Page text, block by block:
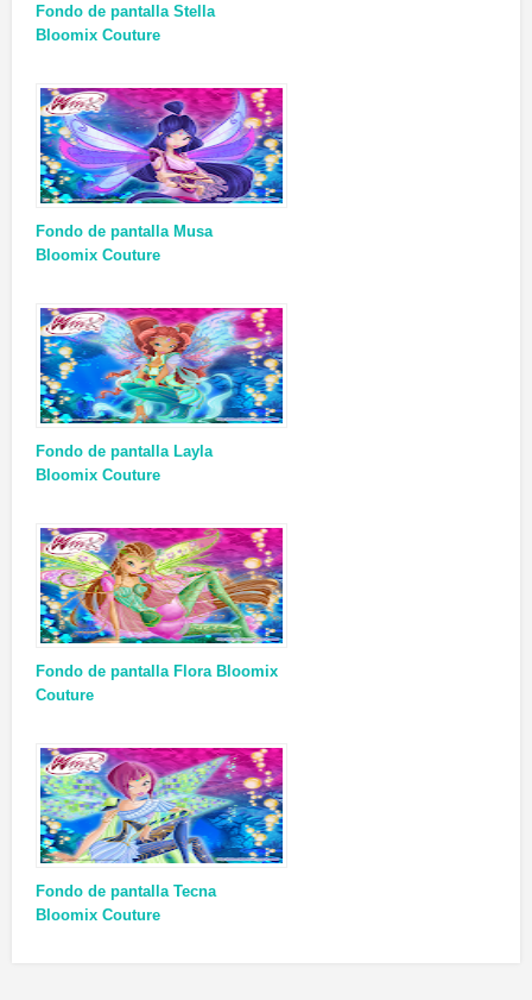
Fondo de pantalla Stella
Bloomix Couture
Fondo de pantalla Musa
Bloomix Couture
Fondo de pantalla Layla
Bloomix Couture
Fondo de pantalla Flora Bloomix
Couture
Fondo de pantalla Tecna
Bloomix Couture